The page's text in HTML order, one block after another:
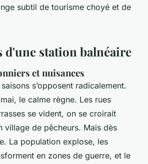
subtil de tourisme choyé et de
d'une station balnéaire
et nuisances
s’opposent radicalement.
le calme règne. Les rues
se vident, on se croirait
village de pêcheurs. Mais dès
La population explose, les
en zones de guerre, et le